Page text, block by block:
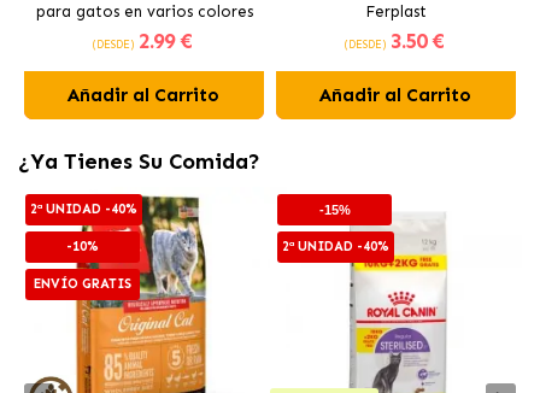
para gatos en varios colores
Ferplast
(DESDE) 2.99 €
Añadir al Carrito
Ferplast
(DESDE) 3.50 €
Añadir al Carrito
¿Ya Tienes Su Comida?
2ª UNIDAD -40%
-10%
ENVÍO GRATIS
-15%
2ª UNIDAD -40%